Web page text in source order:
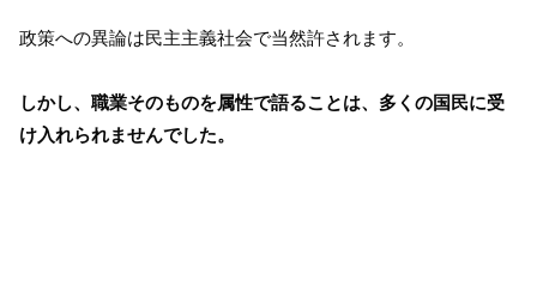
政策への異論は民主主義社会で当然許されます。
しかし、職業そのものを属性で語ることは、多くの国民に受
け入れられませんでした。